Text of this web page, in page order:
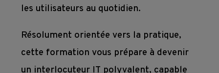
les utilisateurs au quotidien.
Résolument orientée vers la pratique,
cette formation vous prépare à devenir
un interlocuteur IT polyvalent, capable